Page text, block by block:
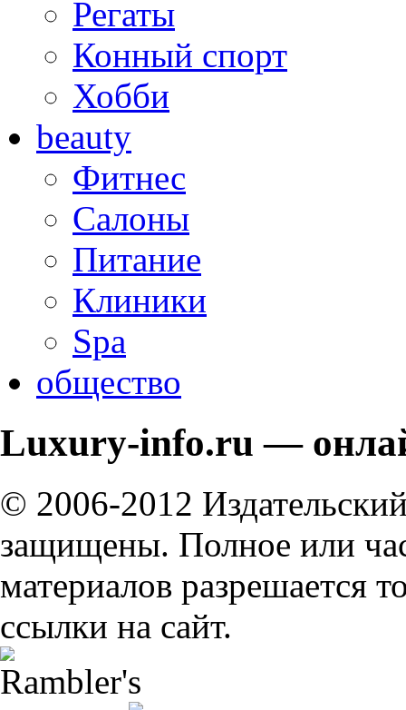
Регаты
Конный спорт
Хобби
beauty
Фитнес
Салоны
Питание
Клиники
Spa
общество
Luxury-info.ru —
© 2006-2012
защищены. Полное или
материалов разрешается
ссылки на сайт.